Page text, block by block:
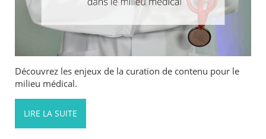
Découvrez les enjeux de la curation de contenu pour le
milieu médical.
LIRE LA SUITE